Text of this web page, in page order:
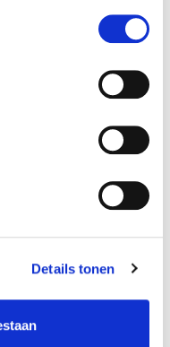
Details tonen